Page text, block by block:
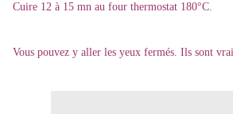
Cuire 12 à 15 mn au four thermostat 180°C.
Vous pouvez y aller les yeux fermés. Ils sont